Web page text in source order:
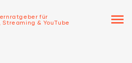
für
Streaming & YouTube
menu